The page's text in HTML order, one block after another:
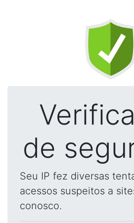
de
Seu IP fez diversas
acessos suspeitos a
conosco.